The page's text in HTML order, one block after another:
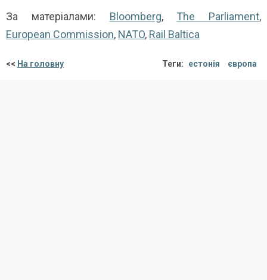
За матеріалами: Bloomberg, The Parliament,
European Commission, NATO, Rail Baltica
<< На головну Теги: естонія європа